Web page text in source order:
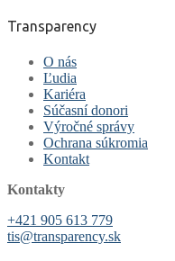
Transparency
O nás
Ľudia
Kariéra
Súčasní donori
Výročné správy
Ochrana súkromia
Kontakt
Kontakty
+421 905 613 779
tis@transparency.sk